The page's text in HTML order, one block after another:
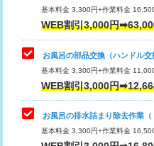
止水・漏水調査・防水処理・
理・調整・分解・加工など（
トイレタンク脱着
トイレ便器脱着
タンクレストイレ脱着
基本料金 3,300円+作業料金
WEB割引3,000円
お風呂の部品交換（ハンドル交
基本料金 3,300円+作業料金
WEB割引3,000円
お風呂の排水詰まり除去作業（
基本料金 3,300円+作業料金